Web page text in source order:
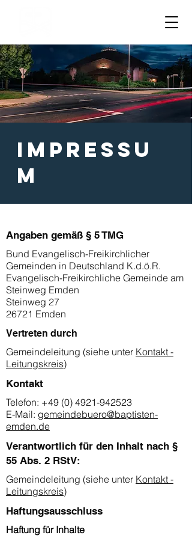
Impressu
m
Angaben gemäß § 5 TMG
Bund Evangelisch-Freikirchlicher
Gemeinden in Deutschland K.d.ö.R.
Evangelisch-Freikirchliche Gemeinde am
Steinweg Emden
Steinweg 27
26721 Emden
Vertreten durch
Gemeindeleitung (siehe unter Kontakt -
Leitungskreis)
Kontakt
Telefon: +49 (0) 4921-942523
E-Mail: gemeindebuero@baptisten-
emden.de
Verantwortlich für den Inhalt nach §
55 Abs. 2 RStV:
Gemeindeleitung (siehe unter Kontakt -
Leitungskreis)
Haftungsausschluss
Haftung für Inhalte